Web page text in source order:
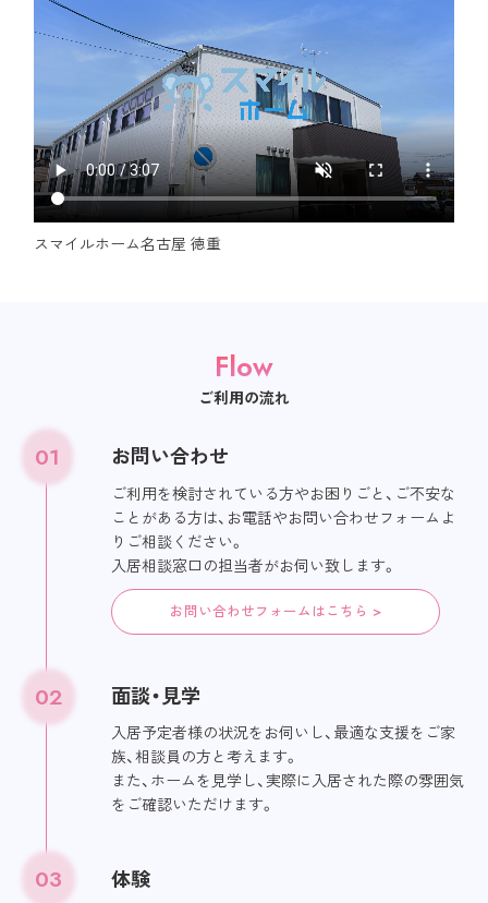
スマイルホーム名古屋 徳重
Flow
ご利用の流れ
01 お問い合わせ
ご利用を検討されている方やお困りごと、ご不安な
ことがある方は、お電話やお問い合わせフォームよ
りご相談ください。
入居相談窓口の担当者がお伺い致します。
お問い合わせフォームはこちら >
02 面談・見学
入居予定者様の状況をお伺いし、最適な支援をご家
族、相談員の方と考えます。
また、ホームを見学し、実際に入居された際の雰囲気
をご確認いただけます。
03 体験